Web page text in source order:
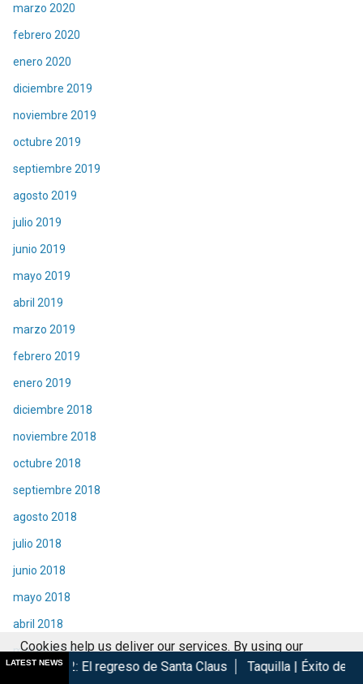
marzo 2020
febrero 2020
enero 2020
diciembre 2019
noviembre 2019
octubre 2019
septiembre 2019
agosto 2019
julio 2019
junio 2019
mayo 2019
abril 2019
marzo 2019
febrero 2019
enero 2019
diciembre 2018
noviembre 2018
octubre 2018
septiembre 2018
agosto 2018
julio 2018
junio 2018
mayo 2018
abril 2018
marzo 2018
LATEST NEWSde Santa Claus Taquilla | Éxito de Spider-Man Brand
Cookies help us deliver our services. By using our
services, you agree to our use of cookies.
Got it